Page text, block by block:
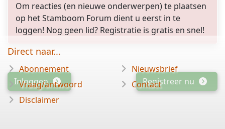
Om reacties (en nieuwe onderwerpen) te plaatsen
op het Stamboom Forum dient u eerst in te
loggen! Nog geen lid? Registratie is gratis en snel!
Inloggen Registreer nu
Direct naar...
Abonnement
Vraag/antwoord
Disclaimer
Nieuwsbrief
Contact